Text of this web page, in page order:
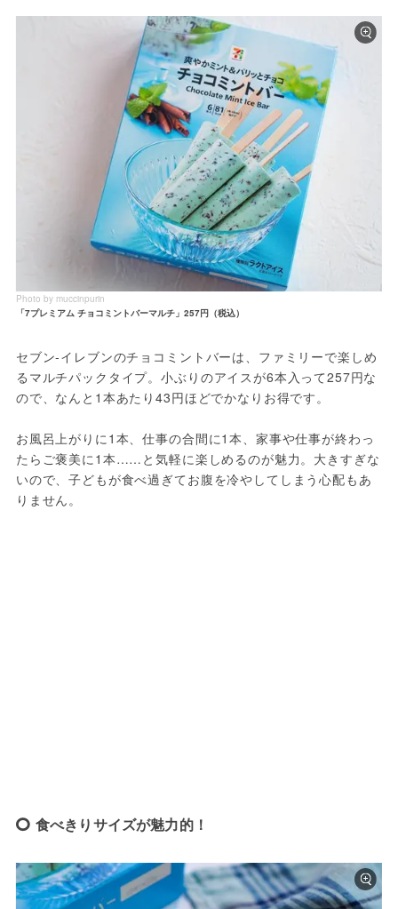
Photo by muccinpurin
「7プレミアム チョコミントバーマルチ」257円（税込）
セブン‐イレブンのチョコミントバーは、ファミリーで楽しめ
るマルチパックタイプ。小ぶりのアイスが6本入って257円な
ので、なんと1本あたり43円ほどでかなりお得です。
お風呂上がりに1本、仕事の合間に1本、家事や仕事が終わっ
たらご褒美に1本……と気軽に楽しめるのが魅力。大きすぎな
いので、子どもが食べ過ぎてお腹を冷やしてしまう心配もあ
りません。
食べきりサイズが魅力的！